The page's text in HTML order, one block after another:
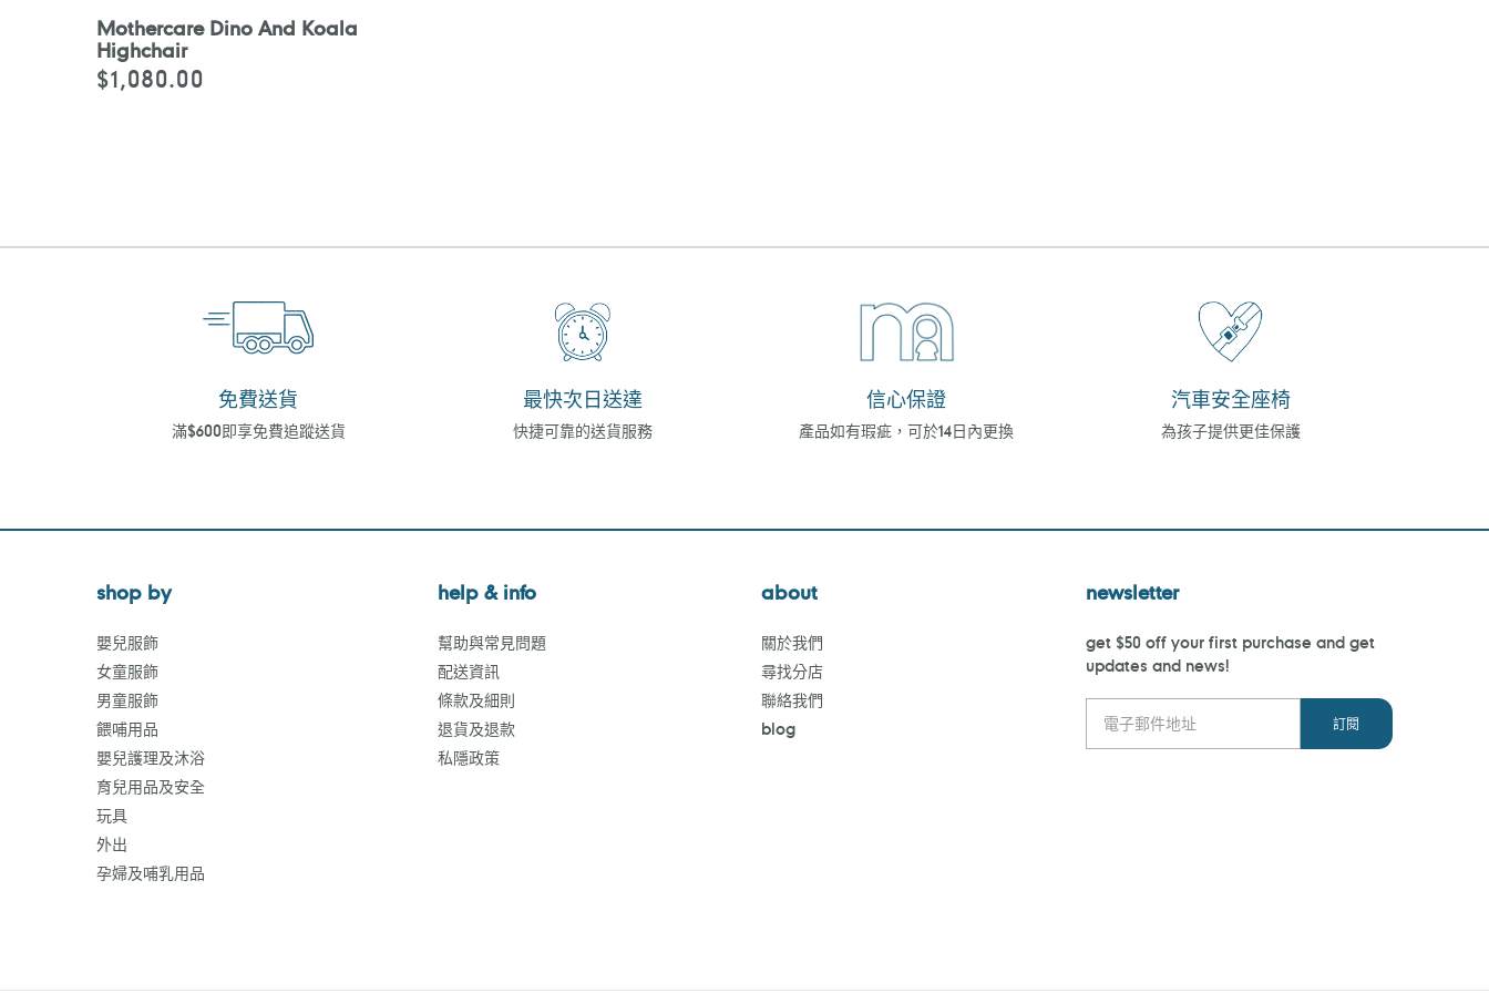
Mothercare Dino And Koala
Highchair
定
$1,080.00
免費送貨
滿$600即享免費追蹤送貨
最快次日送達
快捷可靠的送貨服務
信心保證
產品如有瑕疵，可於14日內更換
汽車安全座椅
為孩子提供更佳保護
shop by
嬰兒服飾
女童服飾
男童服飾
餵哺用品
嬰兒護理及沐浴
育兒用品及安全
玩具
外出
孕婦及哺乳用品
help & info
幫助與常見問題
配送資訊
條款及細則
退貨及退款
私隱政策
about
關於我們
尋找分店
聯絡我們
blog
newsletter
get $50 off your first purchase and get
updates and news!